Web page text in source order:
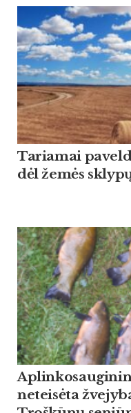
Tariamai
dėl žemės
neteisėta